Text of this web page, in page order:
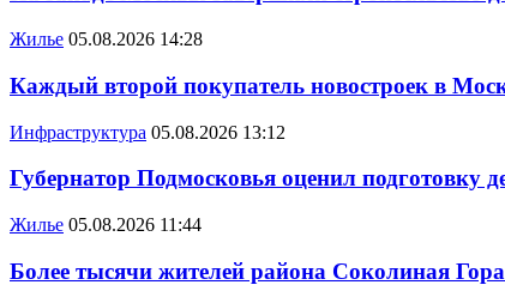
Жилье 05.08.2026 14:28
Каждый второй покупатель новостроек в
Инфраструктура 05.08.2026 13:12
Губернатор Подмосковья оценил подготовку
Жилье 05.08.2026 11:44
Более тысячи жителей района Соколиная